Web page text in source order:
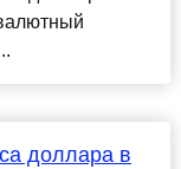
доллара в